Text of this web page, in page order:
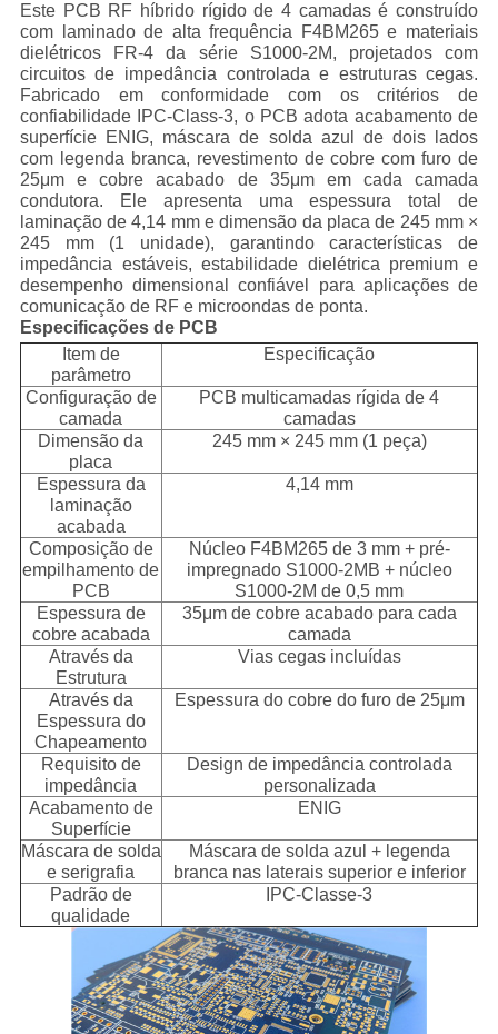
Este PCB RF híbrido rígido de 4 camadas é construído
com laminado de alta frequência F4BM265 e materiais
dielétricos FR-4 da série S1000-2M, projetados com
circuitos de impedância controlada e estruturas cegas.
Fabricado em conformidade com os critérios de
confiabilidade IPC-Class-3, o PCB adota acabamento de
superfície ENIG, máscara de solda azul de dois lados
com legenda branca, revestimento de cobre com furo de
25μm e cobre acabado de 35μm em cada camada
condutora. Ele apresenta uma espessura total de
laminação de 4,14 mm e dimensão da placa de 245 mm ×
245 mm (1 unidade), garantindo características de
impedância estáveis, estabilidade dielétrica premium e
desempenho dimensional confiável para aplicações de
comunicação de RF e microondas de ponta.
Especificações de PCB
Item de
parâmetro
Especificação
Configuração de
camada
PCB multicamadas rígida de 4
camadas
Dimensão da
placa
245 mm × 245 mm (1 peça)
Espessura da
laminação
acabada
4,14 mm
Composição de
empilhamento de
PCB
Núcleo F4BM265 de 3 mm + pré-
impregnado S1000-2MB + núcleo
S1000-2M de 0,5 mm
Espessura de
cobre acabada
35μm de cobre acabado para cada
camada
Através da
Estrutura
Vias cegas incluídas
Através da
Espessura do
Chapeamento
Espessura do cobre do furo de 25μm
Requisito de
impedância
Design de impedância controlada
personalizada
Acabamento de
Superfície
ENIG
Máscara de solda
e serigrafia
Máscara de solda azul + legenda
branca nas laterais superior e inferior
Padrão de
qualidade
IPC-Classe-3